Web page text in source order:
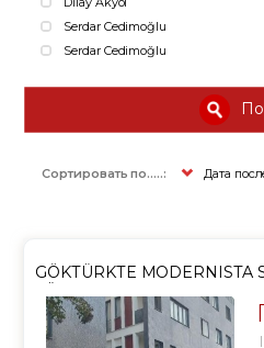
Serdar Cedimoğlu
Serdar Cedimoğlu
Сортировать по.....:
Дата
GÖKTÜRKTE MODERNISTA